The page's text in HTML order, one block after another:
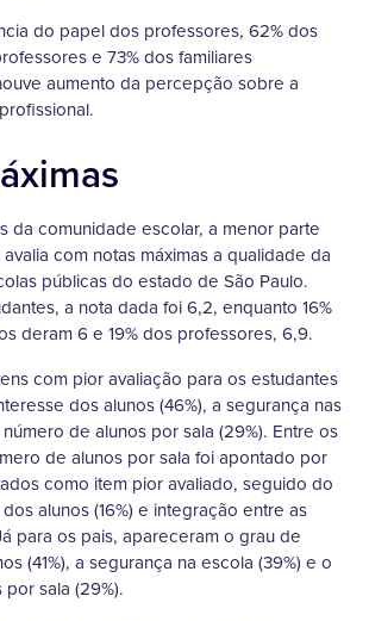
do papel dos professores, 62% dos
e 73% dos familiares
aumento da percepção sobre a
da comunidade escolar, a menor parte
com notas máximas a qualidade da
públicas do estado de São Paulo.
a nota dada foi 6,2, enquanto 16%
deram 6 e 19% dos professores, 6,9.
com pior avaliação para os estudantes
dos alunos (46%), a segurança nas
de alunos por sala (29%). Entre os
de alunos por sala foi apontado por
como item pior avaliado, seguido do
alunos (16%) e integração entre as
para os pais, apareceram o grau de
(41%), a segurança na escola (39%) e o
sala (29%).